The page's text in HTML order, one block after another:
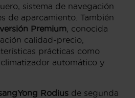
sistema de navegación
de aparcamiento. También
versión Premium, conocida
calidad-precio,
prácticas como
automático y
Rodius de segunda